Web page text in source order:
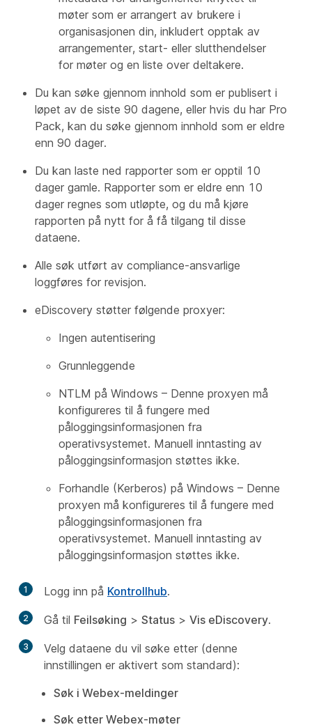
møter som er arrangert av brukere i
organisasjonen din, inkludert opptak av
arrangementer, start- eller slutthendelser
for møter og en liste over deltakere.
Du kan søke gjennom innhold som er publisert i
løpet av de siste 90 dagene, eller hvis du har Pro
Pack, kan du søke gjennom innhold som er eldre
enn 90 dager.
Du kan laste ned rapporter som er opptil 10
dager gamle. Rapporter som er eldre enn 10
dager regnes som utløpte, og du må kjøre
rapporten på nytt for å få tilgang til disse
dataene.
Alle søk utført av compliance-ansvarlige
loggføres for revisjon.
eDiscovery støtter følgende proxyer:
Ingen autentisering
Grunnleggende
NTLM på Windows – Denne proxyen må
konfigureres til å fungere med
påloggingsinformasjonen fra
operativsystemet. Manuell inntasting av
påloggingsinformasjon støttes ikke.
Forhandle (Kerberos) på Windows – Denne
proxyen må konfigureres til å fungere med
påloggingsinformasjonen fra
operativsystemet. Manuell inntasting av
påloggingsinformasjon støttes ikke.
1 Logg inn på Kontrollhub.
2 Gå til Feilsøking > Status > Vis eDiscovery.
3
Velg dataene du vil søke etter (denne
innstillingen er aktivert som standard):
Søk i Webex-meldinger
Søk etter Webex-møter